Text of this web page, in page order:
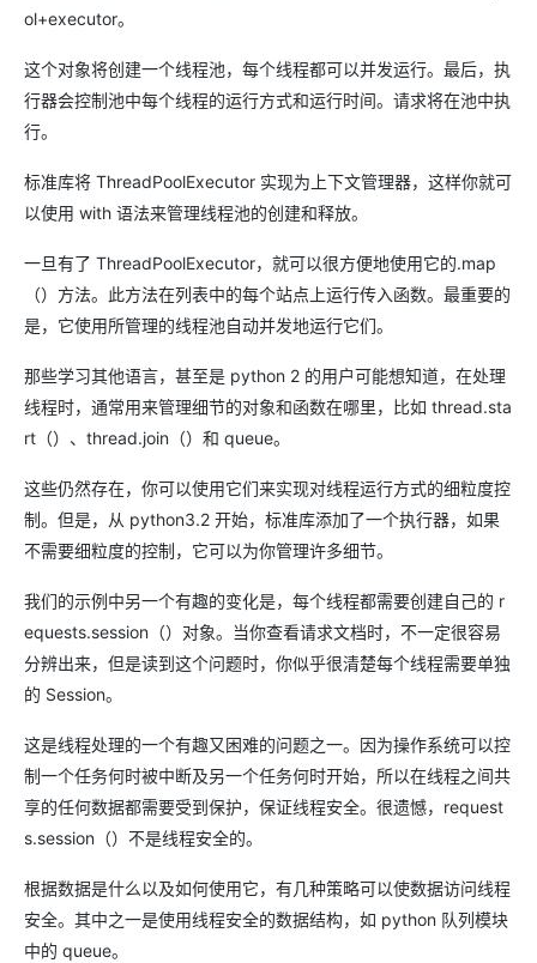
ol+executor。
这个对象将创建一个线程池，每个线程都可以并发运行。最后，执
行器会控制池中每个线程的运行方式和运行时间。请求将在池中执
行。
标准库将 ThreadPoolExecutor 实现为上下文管理器，这样你就可
以使用 with 语法来管理线程池的创建和释放。
一旦有了 ThreadPoolExecutor，就可以很方便地使用它的.map
（）方法。此方法在列表中的每个站点上运行传入函数。最重要的
是，它使用所管理的线程池自动并发地运行它们。
那些学习其他语言，甚至是 python 2 的用户可能想知道，在处理
线程时，通常用来管理细节的对象和函数在哪里，比如 thread.sta
rt（）、thread.join（）和 queue。
这些仍然存在，你可以使用它们来实现对线程运行方式的细粒度控
制。但是，从 python3.2 开始，标准库添加了一个执行器，如果
不需要细粒度的控制，它可以为你管理许多细节。
我们的示例中另一个有趣的变化是，每个线程都需要创建自己的 r
equests.session（）对象。当你查看请求文档时，不一定很容易
分辨出来，但是读到这个问题时，你似乎很清楚每个线程需要单独
的 Session。
这是线程处理的一个有趣又困难的问题之一。因为操作系统可以控
制一个任务何时被中断及另一个任务何时开始，所以在线程之间共
享的任何数据都需要受到保护，保证线程安全。很遗憾，request
s.session（）不是线程安全的。
根据数据是什么以及如何使用它，有几种策略可以使数据访问线程
安全。其中之一是使用线程安全的数据结构，如 python 队列模块
中的 queue。